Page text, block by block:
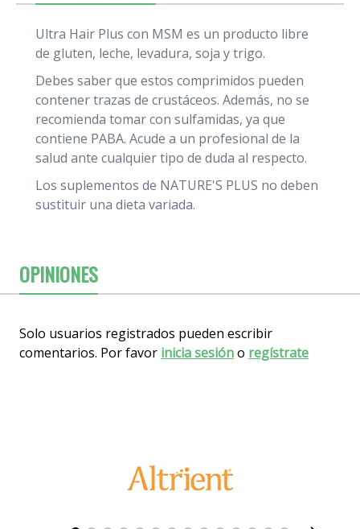
Ultra Hair Plus con MSM es un producto libre
de gluten, leche, levadura, soja y trigo.
Debes saber que estos comprimidos pueden
contener trazas de crustáceos. Además, no se
recomienda tomar con sulfamidas, ya que
contiene PABA. Acude a un profesional de la
salud ante cualquier tipo de duda al respecto.
Los suplementos de NATURE'S PLUS no deben
sustituir una dieta variada.
OPINIONES
Solo usuarios registrados pueden escribir
comentarios. Por favor inicia sesióno regístrate